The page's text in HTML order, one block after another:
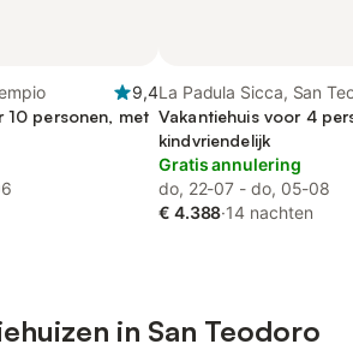
9,4
10 personen, met
La Padula Sicca, San
Vakantiehuis voor 4
kindvriendelijk
Gratis annulering
do, 22-07 - do, 05-08
€ 4.388·14 nachten
in San Teodoro